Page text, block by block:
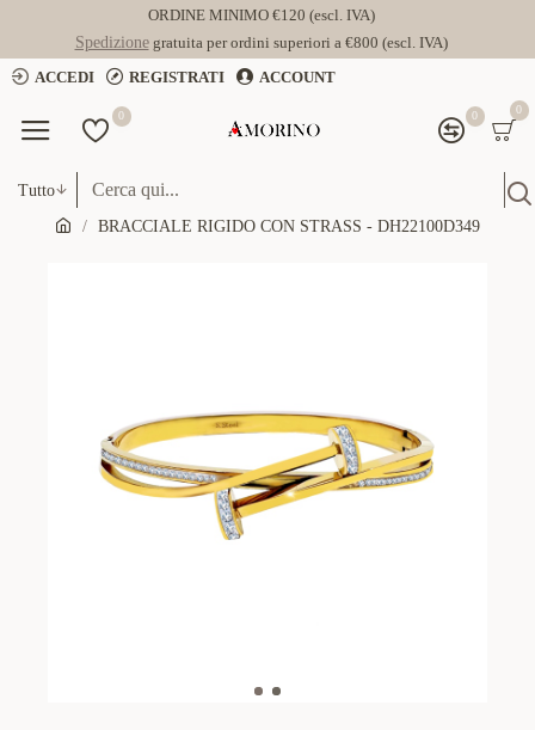
ORDINE MINIMO €120 (escl. IVA)
Spedizionegratuita per ordini superiori a €800 (escl. IVA)
ACCEDI
REGISTRATI ACCOUNT
0 0 0
Tutto
BRACCIALE RIGIDO CON STRASS - DH22100D349